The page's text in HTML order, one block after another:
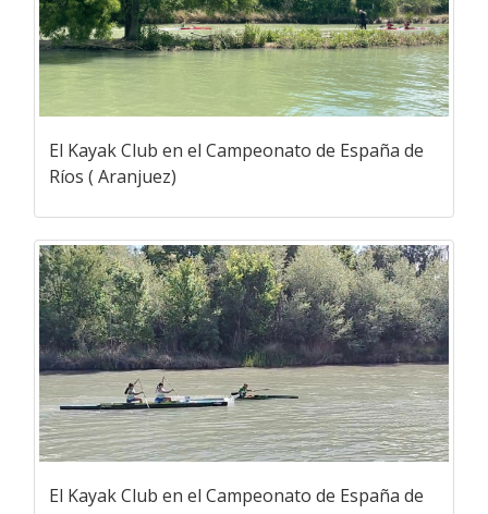
El Kayak Club en el Campeonato de España de
Ríos ( Aranjuez)
El Kayak Club en el Campeonato de España de